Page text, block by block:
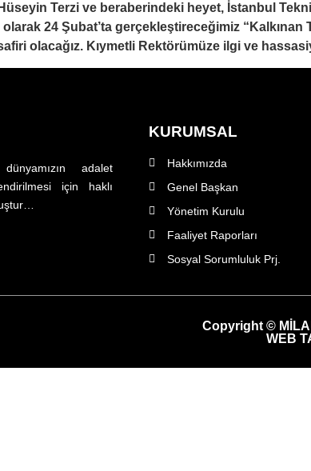
Terzi ve beraberindeki heyet, İstanbul
olarak 24 Şubat’ta gerçekleştireceğimiz
olacağız. Kıymetli Rektörümüze ilgi ve
adalet
için haklı
KURUMSAL
Hakkımızda
Genel Başkan
Yönetim Kurulu
Faaliyet Raporları
Sosyal Sorumluluk Prj.
Copyright ©
WEB